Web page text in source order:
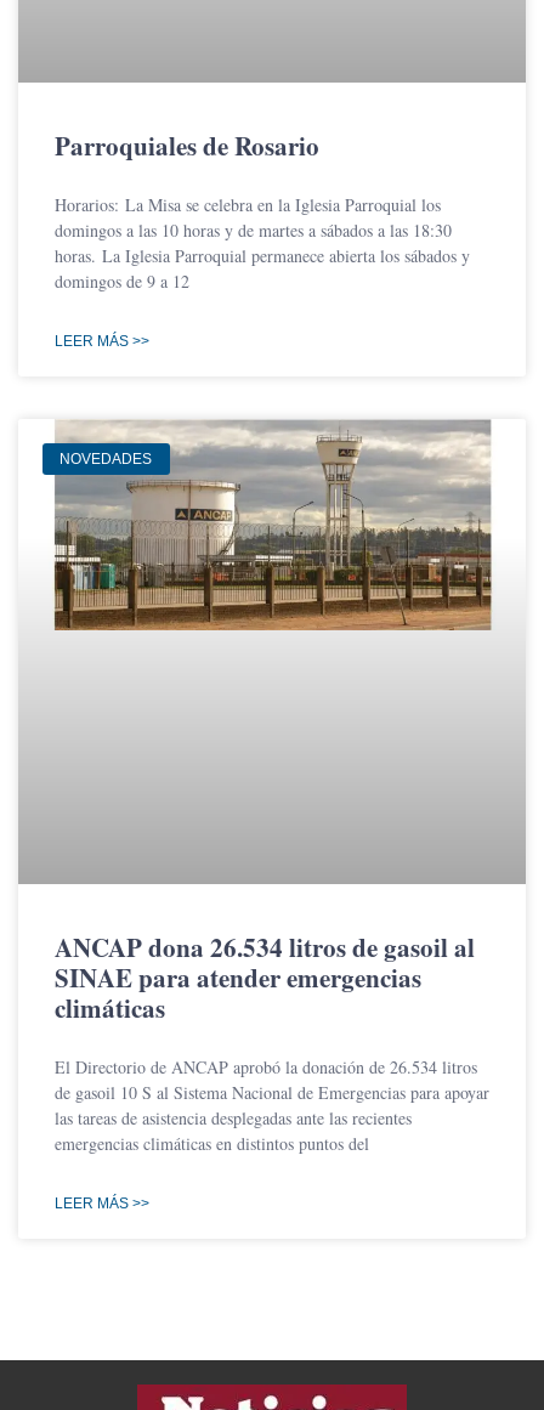
Parroquiales de Rosario
Horarios: La Misa se celebra en la Iglesia Parroquial los
domingos a las 10 horas y de martes a sábados a las 18:30
horas. La Iglesia Parroquial permanece abierta los sábados y
domingos de 9 a 12
LEER MÁS >>
NOVEDADES
ANCAP dona 26.534 litros de gasoil al
SINAE para atender emergencias
climáticas
El Directorio de ANCAP aprobó la donación de 26.534 litros
de gasoil 10 S al Sistema Nacional de Emergencias para apoyar
las tareas de asistencia desplegadas ante las recientes
emergencias climáticas en distintos puntos del
LEER MÁS >>